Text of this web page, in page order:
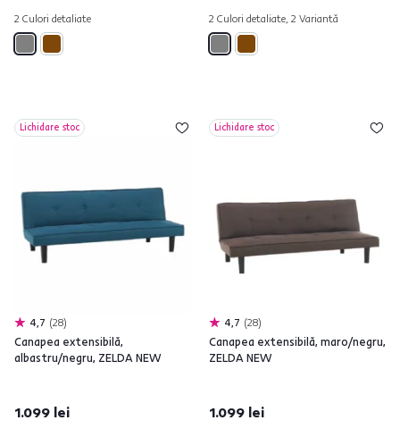
2 Culori detaliate 2 Culori detaliate, 2 Variantă
Lichidare stoc
4,7 28
Canapea extensibilă,
albastru/negru, ZELDA NEW
1.099 lei
Lichidare stoc
4,7 28
Canapea extensibilă, maro/negru,
ZELDA NEW
1.099 lei